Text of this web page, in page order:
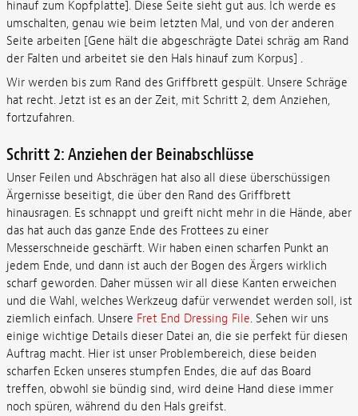
hinauf zum Kopfplatte]. Diese Seite sieht gut aus. Ich werde es
umschalten, genau wie beim letzten Mal, und von der anderen
Seite arbeiten [Gene hält die abgeschrägte Datei schräg am Rand
der Falten und arbeitet sie den Hals hinauf zum Korpus] .
Wir werden bis zum Rand des Griffbrett gespült. Unsere Schräge
hat recht. Jetzt ist es an der Zeit, mit Schritt 2, dem Anziehen,
fortzufahren.
Schritt 2: Anziehen der Beinabschlüsse
Unser Feilen und Abschrägen hat also all diese überschüssigen
Ärgernisse beseitigt, die über den Rand des Griffbrett
hinausragen. Es schnappt und greift nicht mehr in die Hände, aber
das hat auch das ganze Ende des Frottees zu einer
Messerschneide geschärft. Wir haben einen scharfen Punkt an
jedem Ende, und dann ist auch der Bogen des Ärgers wirklich
scharf geworden. Daher müssen wir all diese Kanten erweichen
und die Wahl, welches Werkzeug dafür verwendet werden soll, ist
ziemlich einfach. Unsere Fret End Dressing File. Sehen wir uns
einige wichtige Details dieser Datei an, die sie perfekt für diesen
Auftrag macht. Hier ist unser Problembereich, diese beiden
scharfen Ecken unseres stumpfen Endes, die auf das Board
treffen, obwohl sie bündig sind, wird deine Hand diese immer
noch spüren, während du den Hals greifst.